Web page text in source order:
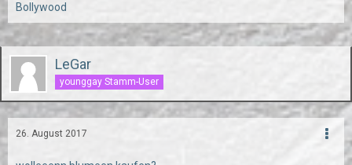
Bollywood
LeGar
younggay Stamm-User
26. August 2017